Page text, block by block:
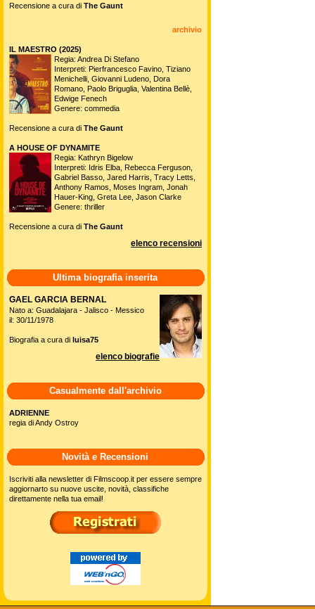
Recensione a cura di The Gaunt
archivio
IL MAESTRO (2025)
Regia: Andrea Di Stefano
Interpreti: Pierfrancesco Favino, Tiziano
Menichelli, Giovanni Ludeno, Dora
Romano, Paolo Briguglia, Valentina Bellè,
Edwige Fenech
Genere: commedia
Recensione a cura di The Gaunt
A HOUSE OF DYNAMITE
Regia: Kathryn Bigelow
Interpreti: Idris Elba, Rebecca Ferguson,
Gabriel Basso, Jared Harris, Tracy Letts,
Anthony Ramos, Moses Ingram, Jonah
Hauer-King, Greta Lee, Jason Clarke
Genere: thriller
Recensione a cura di The Gaunt
elenco recensioni
Ultima biografia inserita
GAEL GARCIA BERNAL
Nato a: Guadalajara - Jalisco - Messico
il: 30/11/1978
Biografia a cura di luisa75
elenco biografie
Casualmente dall'archivio
ADRIENNE
regia di Andy Ostroy
Novità e Recensioni
Iscriviti alla newsletter di Filmscoop.it per essere sempre
aggiornarto su nuove uscite, novità, classifiche
direttamente nella tua email!